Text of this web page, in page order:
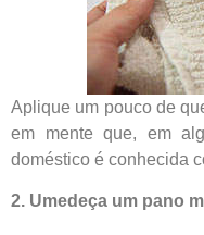
Aplique um pouco de
em mente que, em
doméstico é conhecida
2. Umedeça um pano